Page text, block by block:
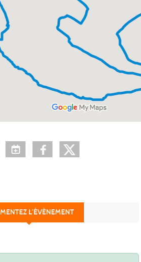
L’ÉVÈNEMENT